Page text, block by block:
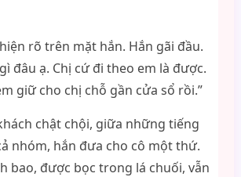
rõ trên mặt hắn. Hắn gãi đầu.
đâu ạ. Chị cứ đi theo em là được.
giữ cho chị chỗ gần cửa sổ rồi.”
chật chội, giữa những tiếng
nhóm, hắn đưa cho cô một thứ.
bao, được bọc trong lá chuối, vẫn